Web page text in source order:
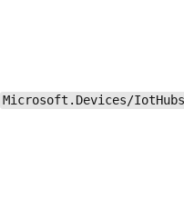
Microsoft.Devices/